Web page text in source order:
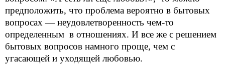
предположить, что проблема вероятно в бытовых
вопросах — неудовлетворенность чем-то
определенным в отношениях. И все же с решением
бытовых вопросов намного проще, чем с
угасающей и уходящей любовью.